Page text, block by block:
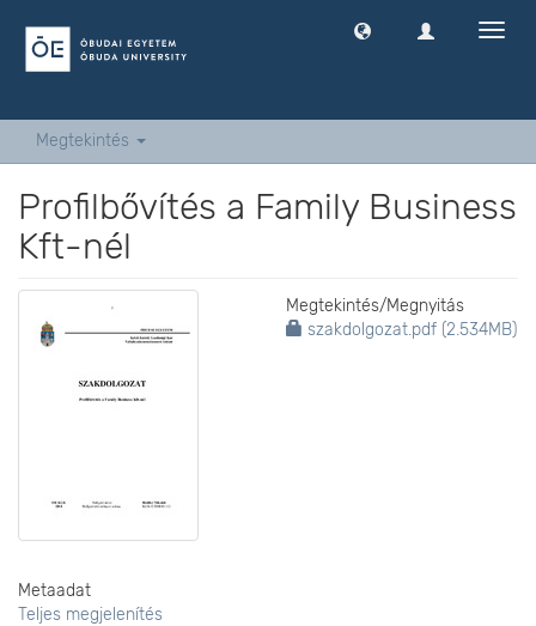
Megtekintés
Profilbővítés a Family Business
Kft-nél
Megtekintés/Megnyitás
szakdolgozat.pdf (2.534MB)
Metaadat
Teljes megjelenítés